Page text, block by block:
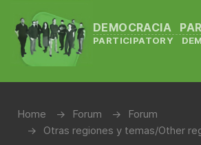
DEMOCRACIA
PARTICIPATORY
Home Forum
Forum
Otras regiones y temas/Other